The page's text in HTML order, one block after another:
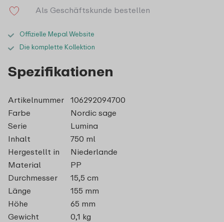
Als Geschäftskunde bestellen
Offizielle Mepal Website
Die komplette Kollektion
Spezifikationen
Artikelnummer
106292094700
Farbe
Nordic sage
Serie
Lumina
Inhalt
750 ml
Hergestellt in
Niederlande
Material
PP
Durchmesser
15,5 cm
Länge
155 mm
Höhe
65 mm
Gewicht
0,1 kg